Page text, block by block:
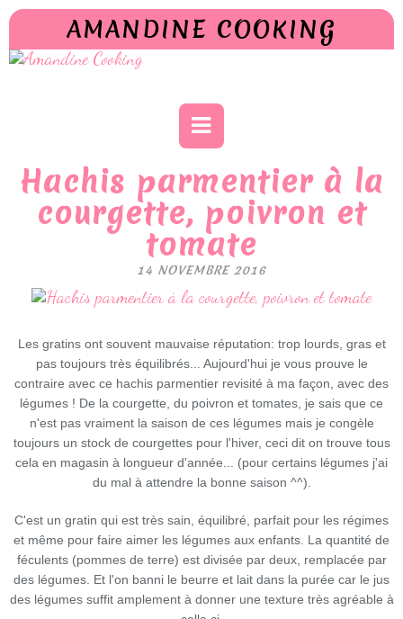
AMANDINE COOKING
Hachis parmentier à la
courgette, poivron et
tomate
14 NOVEMBRE 2016
Les gratins ont souvent mauvaise réputation: trop lourds, gras et
pas toujours très équilibrés.
.. Aujourd'hui je vous prouve le
contraire avec ce hachis parmentier revisité à ma façon, avec des
légumes ! De la courgette, du poivron et tomates, je sais que ce
n'est pas vraiment la saison de ces légumes mais je congèle
toujours un stock de courgettes pour l'hiver, ceci dit on trouve tous
cela en magasin à longueur d'année... (pour certains légumes j'ai
du mal à attendre la bonne saison ^^).
C'est un gratin qui est très sain, équilibré, parfait pour les régimes
et même pour faire aimer les légumes aux enfants. La quantité de
féculents (pommes de terre) est divisée par deux, remplacée par
des légumes. Et l'on banni le beurre et lait dans la purée car le jus
des légumes suffit amplement à donner une texture très agréable à